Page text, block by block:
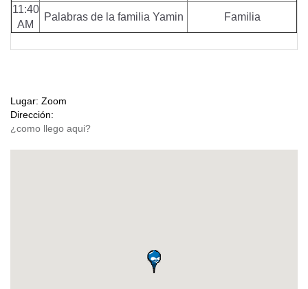
11:40
AM
Palabras de la familia Yamin Familia
Lugar: Zoom
Dirección: